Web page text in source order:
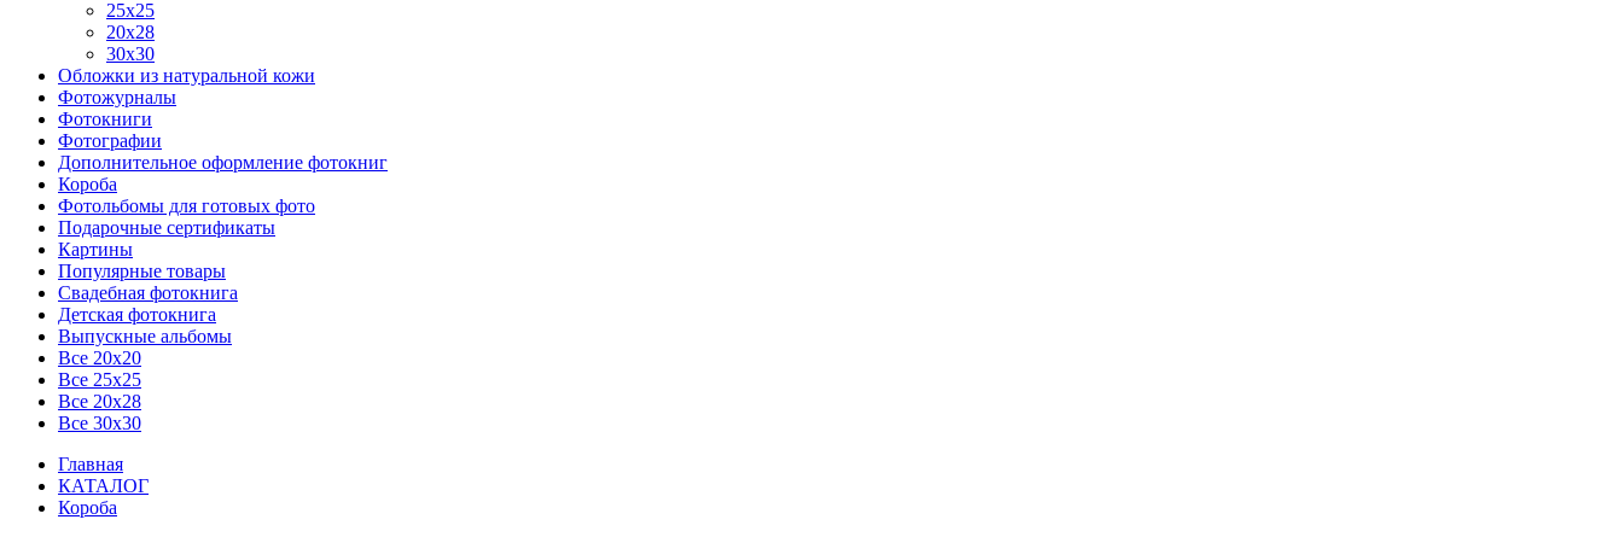
25х25
20х28
30х30
Обложки из натуральной кожи
Фотожурналы
Фотокниги
Фотографии
Дополнительное оформление фотокниг
Короба
Фотольбомы для готовых фото
Подарочные сертификаты
Картины
Популярные товары
Свадебная фотокнига
Детская фотокнига
Выпускные альбомы
Все 20х20
Все 25х25
Все 20х28
Все 30х30
Главная
КАТАЛОГ
Короба